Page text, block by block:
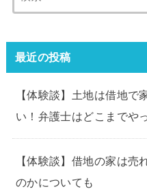
最近の投稿
【体験談】土地は借地で
い！弁護士はどこまでや
【体験談】借地の家は売
のかについても